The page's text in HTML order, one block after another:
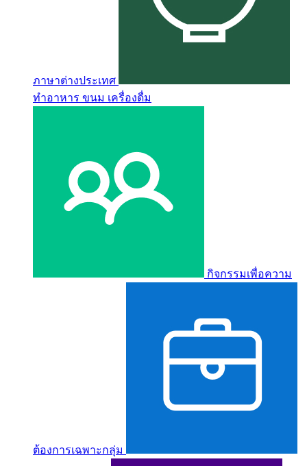
ภาษาต่างประเทศ
ทำอาหาร ขนม เครื่องดื่ม
กิจกรรมเพื่อความ
ต้องการเฉพาะกลุ่ม